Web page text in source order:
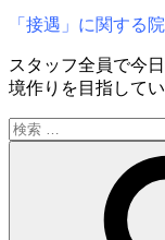
「接遇」に関する
スタッフ全員で今
境作りを目指して
検
索: